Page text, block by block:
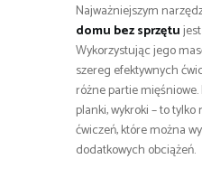
Najważniejszym
domu bez sprzętu
Wykorzystując jego
szereg efektywnych
różne partie mięśniowe.
planki, wykroki – to
ćwiczeń, które można
dodatkowych obciążeń.